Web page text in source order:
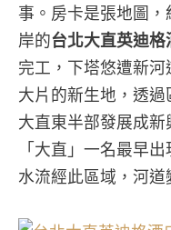
事。房卡是張地圖
岸的台北大直英迪格
完工，下塔悠遭新
大片的新生地，透
大直東半部發展成
「大直」一名最早
水流經此區域，河道